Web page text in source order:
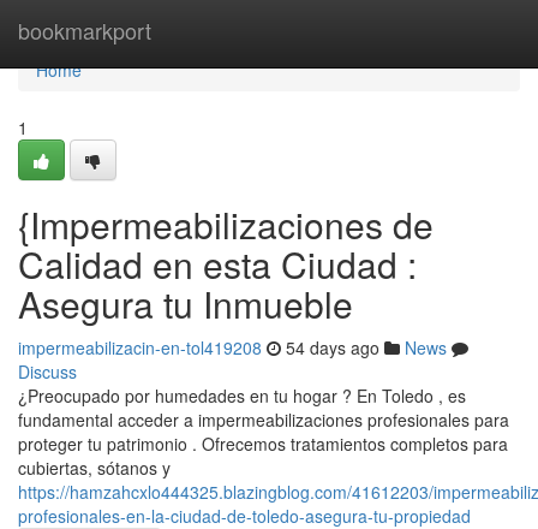
bookmarkport
Home
Home
1
{Impermeabilizaciones de
Calidad en esta Ciudad :
Asegura tu Inmueble
impermeabilizacin-en-tol419208 54 days ago
News
Discuss
¿Preocupado por humedades en tu hogar ? En Toledo , es
fundamental acceder a impermeabilizaciones profesionales para
proteger tu patrimonio . Ofrecemos tratamientos completos para
cubiertas, sótanos y
https://hamzahcxlo444325.blazingblog.com/41612203/
profesionales-en-la-ciudad-de-toledo-asegura-tu-propiedad